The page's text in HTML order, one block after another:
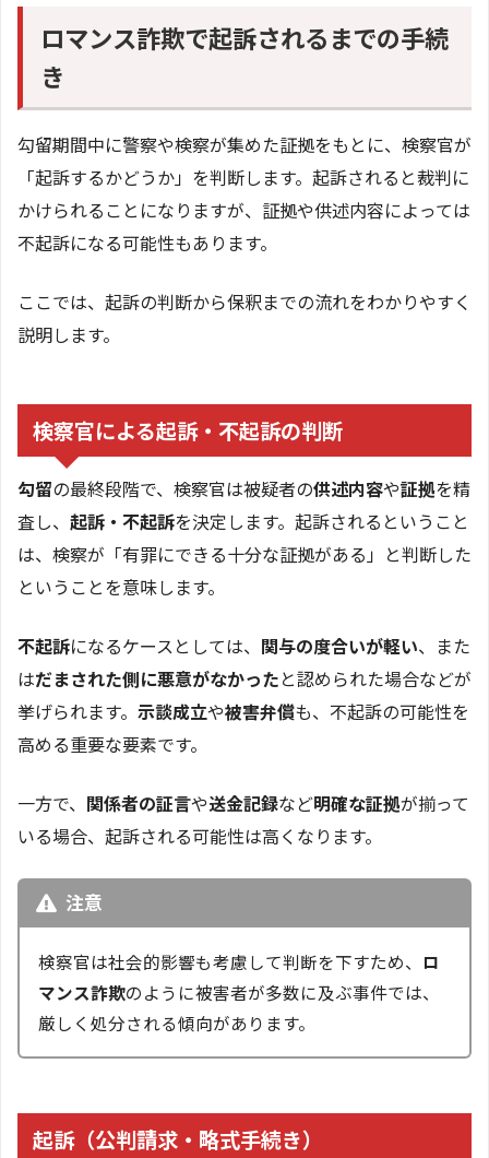
ロマンス詐欺で起訴されるまでの手続
き
勾留期間中に警察や検察が集めた証拠をもとに、検察官が
「起訴するかどうか」を判断します。起訴されると裁判に
かけられることになりますが、証拠や供述内容によっては
不起訴になる可能性もあります。
ここでは、起訴の判断から保釈までの流れをわかりやすく
説明します。
検察官による起訴・不起訴の判断
勾留の最終段階で、検察官は被疑者の供述内容や証拠を精
査し、 起訴・不起訴を決定します。起訴されるということ
は、検察が「有罪にできる十分な証拠がある」と判断した
ということを意味します。
不起訴になるケースとしては、 関与の度合いが軽い、また
はだまされた側に悪意がなかったと認められた場合などが
挙げられます。 示談成立や被害弁償も、不起訴の可能性を
高める重要な要素です。
一方で、 関係者の証言や送金記録など明確な証拠が揃って
いる場合、起訴される可能性は高くなります。
注意
検察官は社会的影響も考慮して判断を下すため、 ロ
マンス詐欺のように被害者が多数に及ぶ事件では、
厳しく処分される傾向があります。
起訴（公判請求・略式手続き）